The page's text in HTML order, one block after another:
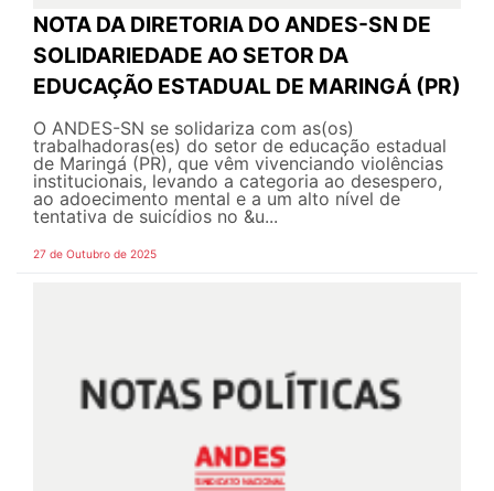
NOTA DA DIRETORIA DO ANDES-SN DE
SOLIDARIEDADE AO SETOR DA
EDUCAÇÃO ESTADUAL DE MARINGÁ (PR)
O ANDES-SN se solidariza com as(os)
trabalhadoras(es) do setor de educação estadual
de Maringá (PR), que vêm vivenciando violências
institucionais, levando a categoria ao desespero,
ao adoecimento mental e a um alto nível de
tentativa de suicídios no &u...
27 de Outubro de 2025